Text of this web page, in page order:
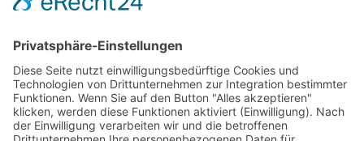
Mit Sorgfalt entwickelt in Deutschland & Spanien
ImpressumDatenschutzAGBCookie-Einstellungen
🇩🇪